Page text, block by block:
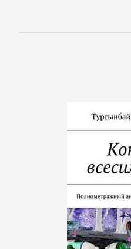
Бухучет,
Делопроизводство
Зарубежная
литература